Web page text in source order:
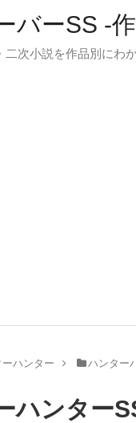
バーSS -
二次小説を作品別にわ
ハンター ハンター
ハンター